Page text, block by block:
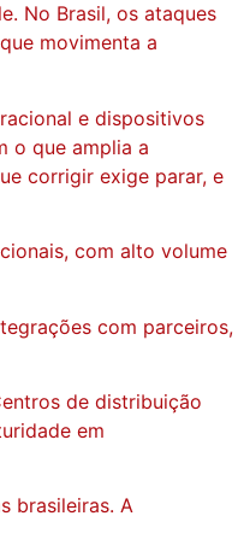
No Brasil, os ataques
movimenta a
e dispositivos
o que amplia a
corrigir exige parar, e
com alto volume
com parceiros,
de distribuição
em
brasileiras. A